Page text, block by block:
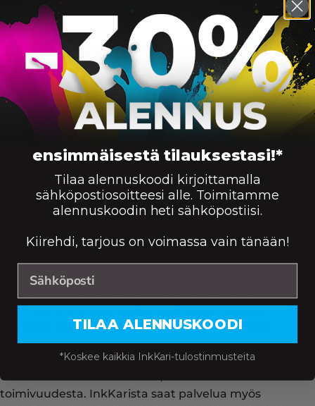
Canon 051 laserkasetti, musta – tarvike,
premium
1700 Väri: Saatavuus: 44,90 € KORIIN
Canon 051H laserkasetti, musta – tarvike,
premium
Väri:
edullisesti ja huippunopeasti!
Osta meiltä Canon 051H -laservärikasetti, musta
kolmen vuoden takuulla hintaan 54.90 €. Kaikki
myymämme mustekasetit ovat täysin uusia ja
vaativien ISO-standardien mukaisesti tehtaalla
valmistettuja kasetteja.
Tilaamalla värikasetit meiltä, varmistut 100%:sti niiden
toimivuudesta. InkKarista saat palvelua myös
ensimmäisestä tilauksestasi!*
Tilaa alennuskoodi kirjoittamalla
sähköpostiosoitteesi alle. Toimitamme
alennuskoodin heti sähköpostiisi.
Kiirehdi, tarjous on voimassa vain tänään!
TILAA ALENNUSKOODI
*Koskee kaikkia InkKari-tulostinmusteita